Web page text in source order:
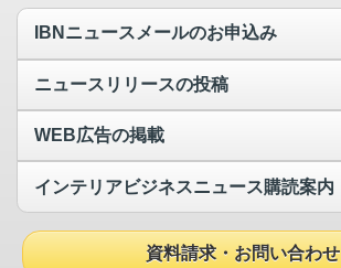
IBNニュースメールのお申込み
ニュースリリースの投稿
WEB広告の掲載
インテリアビジネスニュース購読案内
資料請求・お問い合わせ